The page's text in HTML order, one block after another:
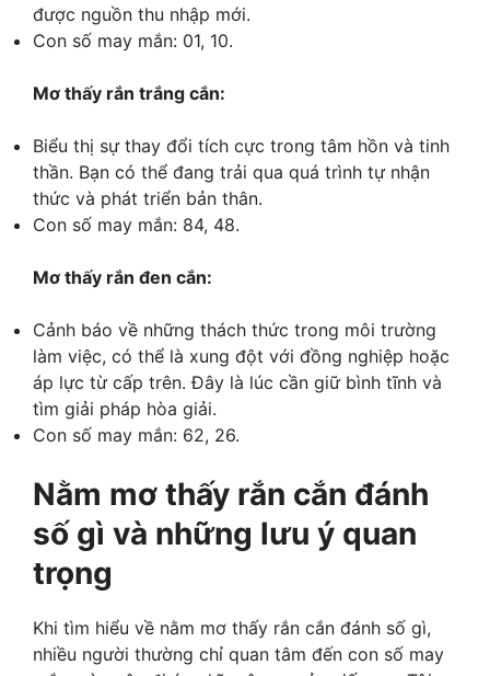
được nguồn thu nhập mới.
Con số may mắn: 01, 10.
Mơ thấy rắn trắng cắn:
Biểu thị sự thay đổi tích cực trong tâm hồn và tinh
thần. Bạn có thể đang trải qua quá trình tự nhận
thức và phát triển bản thân.
Con số may mắn: 84, 48.
Mơ thấy rắn đen cắn:
Cảnh báo về những thách thức trong môi trường
làm việc, có thể là xung đột với đồng nghiệp hoặc
áp lực từ cấp trên. Đây là lúc cần giữ bình tĩnh và
tìm giải pháp hòa giải.
Con số may mắn: 62, 26.
Nằm mơ thấy rắn cắn đánh
số gì và những lưu ý quan
trọng
Khi tìm hiểu về nằm mơ thấy rắn cắn đánh số gì,
nhiều người thường chỉ quan tâm đến con số may